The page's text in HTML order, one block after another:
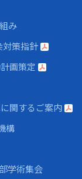
み
対策指針
画策定
関するご案内
構
学術集会